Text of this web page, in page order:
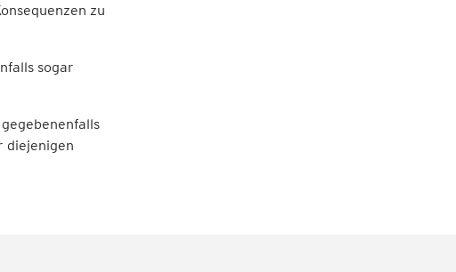
zu
sogar
diejenigen